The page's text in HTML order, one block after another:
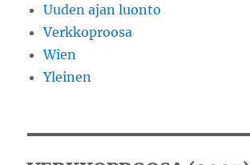
Uuden ajan luonto
Verkkoproosa
Wien
Yleinen